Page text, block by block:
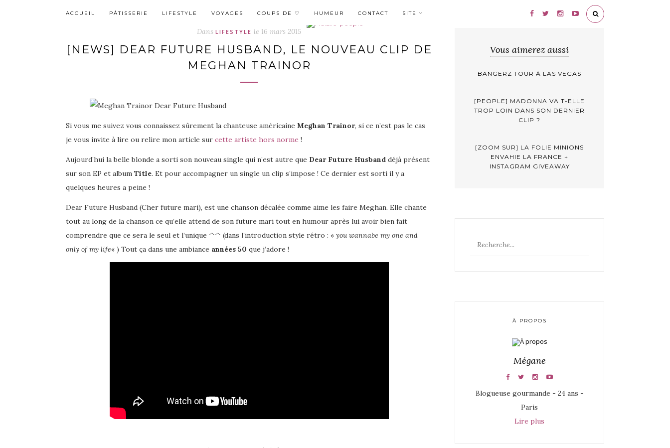
ACCUEIL PÂTISSERIE LIFESTYLE VOYAGES COUPS DE ♡ HUMEUR CONTACT SITE
Dans LIFESTYLE le 16 mars 2015
[NEWS] DEAR FUTURE HUSBAND, LE NOUVEAU CLIP DE
MEGHAN TRAINOR
Si vous me suivez vous connaissez sûrement la chanteuse américaine Meghan Trainor, si ce n’est pas le cas
je vous invite à lire ou relire mon article sur cette artiste hors norme !
Aujourd’hui la belle blonde a sorti son nouveau single qui n’est autre que Dear Future Husband déjà présent
sur son EP et album Title. Et pour accompagner un single un clip s’impose ! Ce dernier est sorti il y a
quelques heures a peine !
Dear Future Husband (Cher future mari), est une chanson décalée comme aime les faire Meghan. Elle chante
tout au long de la chanson ce qu’elle attend de son future mari tout en humour après lui avoir bien fait
comprendre que ce sera le seul et l’unique ^^ (dans l’introduction style rétro : « you wannabe my one and
only of my life« ) Tout ça dans une ambiance années 50 que j’adore !
Vous aimerez aussi
BANGERZ TOUR À LAS VEGAS
[PEOPLE] MADONNA VA T-ELLE
TROP LOIN DANS SON DERNIER
CLIP ?
[ZOOM SUR] LA FOLIE MINIONS
ENVAHIE LA FRANCE +
INSTAGRAM GIVEAWAY
À PROPOS
Mégane
Blogueuse gourmande - 24 ans -
Paris
Lire plus